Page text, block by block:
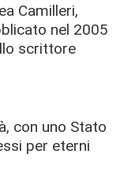
Camilleri,
nel 2005
scrittore
con uno Stato
per eterni